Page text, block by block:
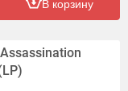
В корзину